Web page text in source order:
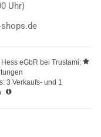
Uhr)
eGbR bei Trustami:
3 Verkaufs- und 1